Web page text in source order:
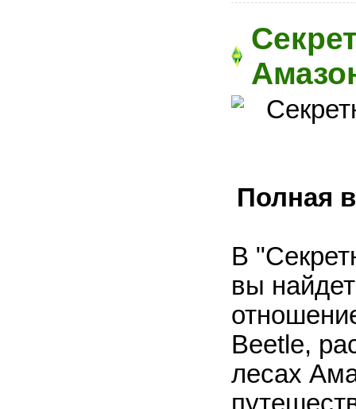
Полная
В
вы
Beetle,
лесах